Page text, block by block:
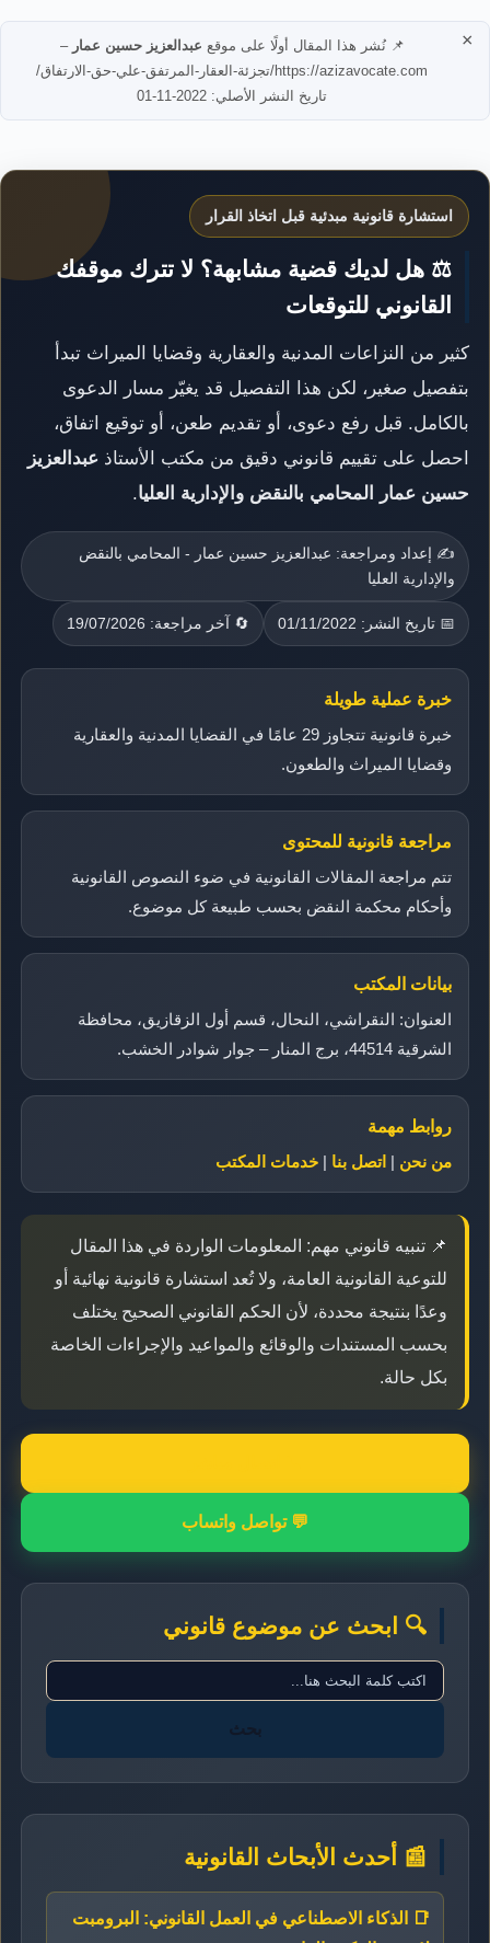
📌 نُشر هذا المقال أولًا على موقع عبدالعزيز حسين عمار –
https://azizavocate.com/تجزئة-العقار-المرتفق-علي-حق-الارتفاق/
تاريخ النشر الأصلي: 2022-11-01
×
استشارة قانونية مبدئية قبل اتخاذ القرار
⚖️ هل لديك قضية مشابهة؟ لا تترك موقفك
القانوني للتوقعات
كثير من النزاعات المدنية والعقارية وقضايا الميراث تبدأ
بتفصيل صغير، لكن هذا التفصيل قد يغيّر مسار الدعوى
بالكامل. قبل رفع دعوى، أو تقديم طعن، أو توقيع اتفاق،
احصل على تقييم قانوني دقيق من مكتب الأستاذ عبدالعزيز
حسين عمار المحامي بالنقض والإدارية العليا.
✍️ إعداد ومراجعة: عبدالعزيز حسين عمار - المحامي بالنقض
والإدارية العليا
📅 تاريخ النشر: 01/11/2022 🔄 آخر مراجعة: 19/07/2026
خبرة عملية طويلة
خبرة قانونية تتجاوز 29 عامًا في القضايا المدنية والعقارية
وقضايا الميراث والطعون.
مراجعة قانونية للمحتوى
تتم مراجعة المقالات القانونية في ضوء النصوص القانونية
وأحكام محكمة النقض بحسب طبيعة كل موضوع.
بيانات المكتب
العنوان: النقراشي، النحال، قسم أول الزقازيق، محافظة
الشرقية 44514، برج المنار – جوار شوادر الخشب.
روابط مهمة
من نحن | اتصل بنا | خدمات المكتب
📌 تنبيه قانوني مهم: المعلومات الواردة في هذا المقال
للتوعية القانونية العامة، ولا تُعد استشارة قانونية نهائية أو
وعدًا بنتيجة محددة، لأن الحكم القانوني الصحيح يختلف
بحسب المستندات والوقائع والمواعيد والإجراءات الخاصة
بكل حالة.
💬 تواصل واتساب
🔍 ابحث عن موضوع قانوني
بحث
📰 أحدث الأبحاث القانونية
📑 الذكاء الاصطناعي في العمل القانوني: البرومبت